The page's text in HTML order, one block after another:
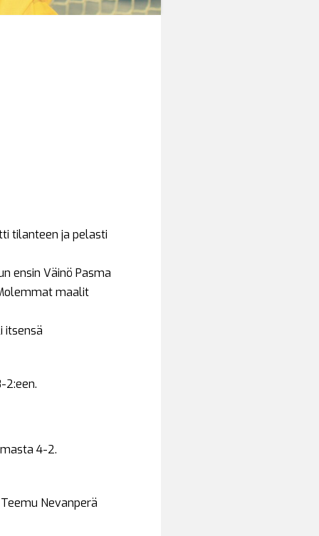
tilanteen ja pelasti
ensin Väinö Pasma
maalit
itsensä
2:een.
4-2.
Nevanperä